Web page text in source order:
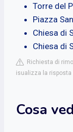
Torre del
Piazza
Chiesa di
Chiesa di
Richiesta di
isualizza la risposta
Cosa